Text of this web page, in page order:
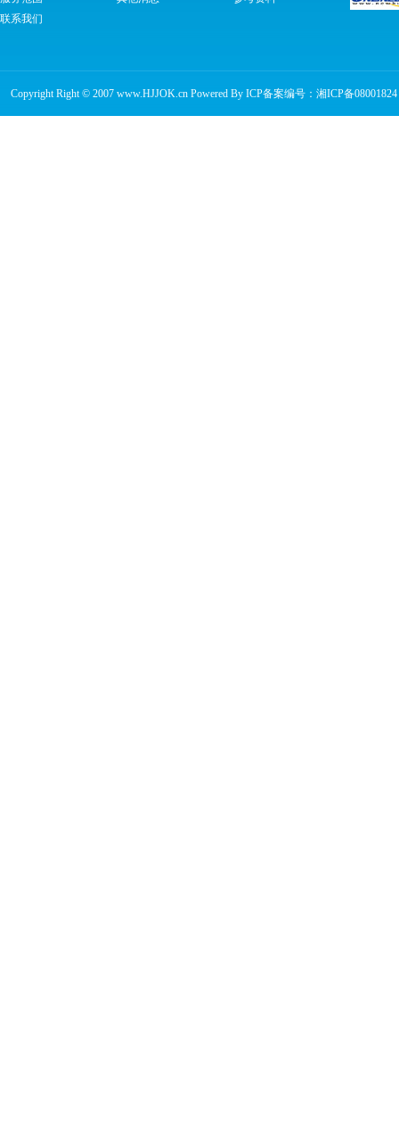
联系我们
Copyright Right © 2007 www.HJJOK.cn Powered By ICP备案编号： 湘ICP备08001824